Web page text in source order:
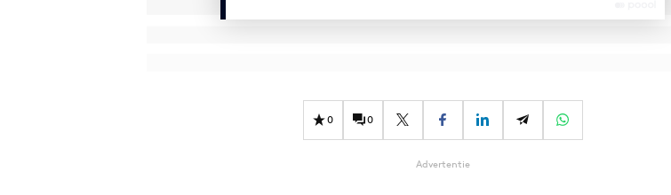
0 0
Advertentie